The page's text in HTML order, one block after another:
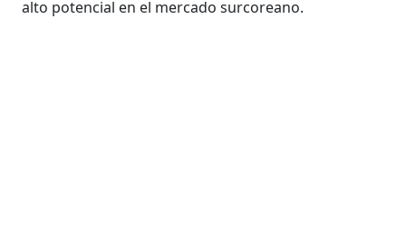
alto potencial en el mercado surcoreano.